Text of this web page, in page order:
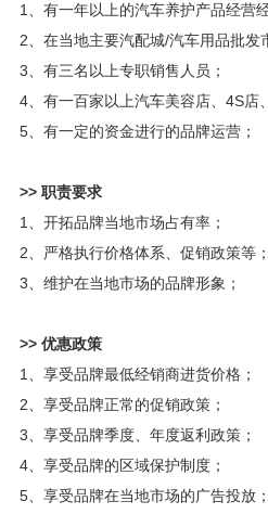
1、有一年以上的汽车养护产品经营
2、在当地主要汽配城/汽车用品批发
3、有三名以上专职销售人员；
4、有一百家以上汽车美容店、4S店
5、有一定的资金进行的品牌运营；
>> 职责要求
1、开拓品牌当地市场占有率；
2、严格执行价格体系、促销政策等；
3、维护在当地市场的品牌形象；
>> 优惠政策
1、享受品牌最低经销商进货价格；
2、享受品牌正常的促销政策；
3、享受品牌季度、年度返利政策；
4、享受品牌的区域保护制度；
5、享受品牌在当地市场的广告投放；